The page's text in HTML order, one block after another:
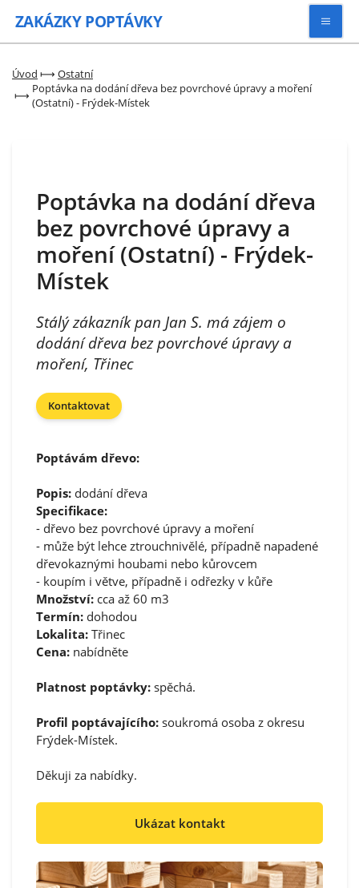
ZAKÁZKY POPTÁVKY
Zaregistrovat se
Úvod ⟼ Ostatní
⟼ Poptávka na dodání dřeva bez povrchové úpravy a moření
(Ostatní) - Frýdek-Místek
Poptávka na dodání dřeva
bez povrchové úpravy a
moření (Ostatní) - Frýdek-
Místek
Stálý zákazník pan Jan S. má zájem o
dodání dřeva bez povrchové úpravy a
moření, Třinec
Kontaktovat
Poptávám dřevo:
Popis: dodání dřeva
Specifikace:
- dřevo bez povrchové úpravy a moření
- může být lehce ztrouchnivělé, případně napadené
dřevokaznými houbami nebo kůrovcem
- koupím i větve, případně i odřezky v kůře
Množství: cca až 60 m3
Termín: dohodou
Lokalita: Třinec
Cena: nabídněte
Platnost poptávky: spěchá.
Profil poptávajícího: soukromá osoba z okresu
Frýdek-Místek.
Děkuji za nabídky.
Ukázat kontakt